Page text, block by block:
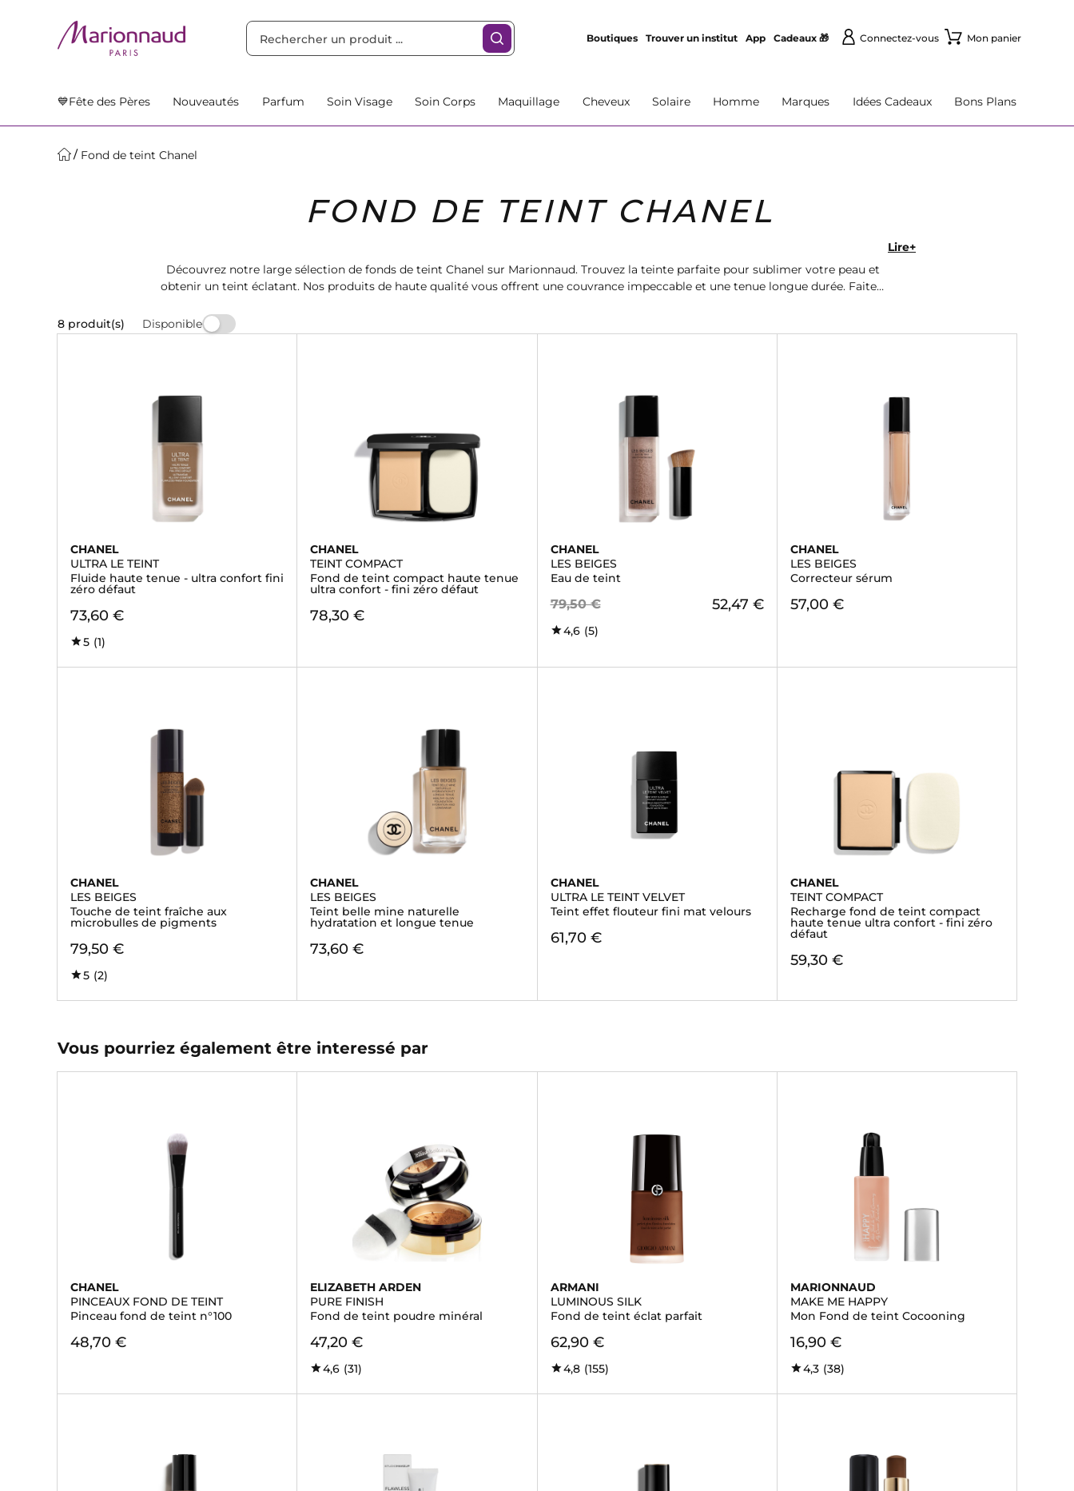
Boutiques Trouver un institut App Cadeaux 🎁 Connectez-vous Mon panier
💙Fête des Pères Nouveautés Parfum Soin Visage Soin Corps Maquillage Cheveux Solaire Homme Marques Idées Cadeaux Bons Plans
Fond de teint Chanel
FOND DE TEINT CHANEL
Découvrez notre large sélection de fonds de teint Chanel sur Marionnaud. Trouvez la teinte parfaite pour sublimer votre peau et
obtenir un teint éclatant. Nos produits de haute qualité vous offrent une couvrance impeccable et une tenue longue durée. Faites-
Lire+
8 produit(s) Disponible
CHANEL
ULTRA LE TEINT
Fluide haute tenue - ultra confort fini
zéro défaut
73,60 €
5 (1)
CHANEL
TEINT COMPACT
Fond de teint compact haute tenue
ultra confort - fini zéro défaut
78,30 €
CHANEL
LES BEIGES
Eau de teint
79,50 € 52,47 €
4,6 (5)
CHANEL
LES BEIGES
Correcteur sérum
57,00 €
CHANEL
LES BEIGES
Touche de teint fraîche aux
microbulles de pigments
79,50 €
5 (2)
CHANEL
LES BEIGES
Teint belle mine naturelle
hydratation et longue tenue
73,60 €
CHANEL
ULTRA LE TEINT VELVET
Teint effet flouteur fini mat velours
61,70 €
CHANEL
TEINT COMPACT
Recharge fond de teint compact
haute tenue ultra confort - fini zéro
défaut
59,30 €
Vous pourriez également être interessé par
CHANEL
PINCEAUX FOND DE TEINT
Pinceau fond de teint n°100
48,70 €
ELIZABETH ARDEN
PURE FINISH
Fond de teint poudre minéral
47,20 €
4,6 (31)
ARMANI
LUMINOUS SILK
Fond de teint éclat parfait
62,90 €
4,8 (155)
MARIONNAUD
MAKE ME HAPPY
Mon Fond de teint Cocooning
16,90 €
4,3 (38)